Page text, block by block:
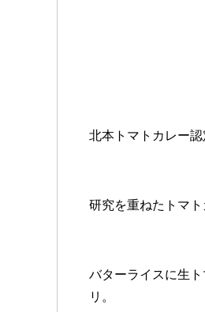
北本トマトカレー
研究を重ねたトマ
バターライスに生
リ。